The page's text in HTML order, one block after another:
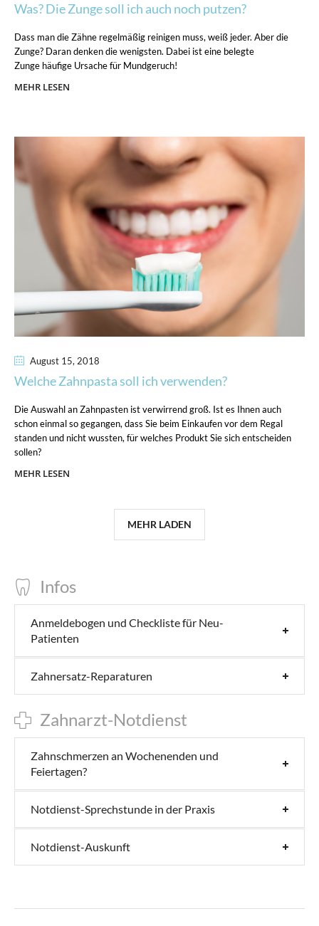
Was? Die Zunge soll ich auch noch putzen?
Dass man die Zähne regelmäßig reinigen muss, weiß jeder. Aber die
Zunge? Daran denken die wenigsten. Dabei ist eine belegte
Zunge häufige Ursache für Mundgeruch!
MEHR LESEN
August 15, 2018
Welche Zahnpasta soll ich verwenden?
Die Auswahl an Zahnpasten ist verwirrend groß. Ist es Ihnen auch
schon einmal so gegangen, dass Sie beim Einkaufen vor dem Regal
standen und nicht wussten, für welches Produkt Sie sich entscheiden
sollen?
MEHR LESEN
MEHR LADEN
Infos
Anmeldebogen und Checkliste für Neu-
Patienten
Zahnersatz-Reparaturen
Zahnarzt-Notdienst
Zahnschmerzen an Wochenenden und
Feiertagen?
Notdienst-Sprechstunde in der Praxis
Notdienst-Auskunft